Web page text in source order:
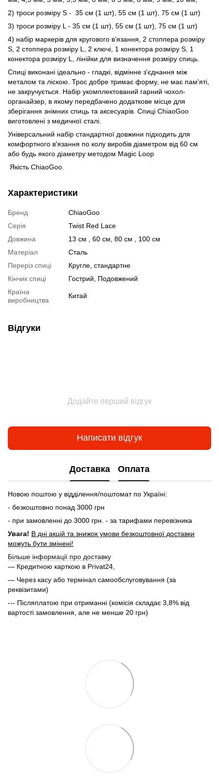
2) троси розміру S - 35 см (1 шт), 55 см (1 шт), 75 см (1 шт)
3) троси розміру L - 35 cм (1 шт), 55 см (1 шт), 75 см (1 шт)
4) набір маркерів для кругового в'язання, 2 стоппера розміру
S, 2 стоппера розміру L, 2 ключі, 1 конектора розміру S, 1
конектора розміру L, лінійки для визначення розміру спиць.
Спиці виконані ідеально - гладкі, відмінне з'єднання між
металом та ліскою. Трос добре тримає форму, не має пам'яті,
не закручується. Набір укомплектований гарний чохол-
органайзер, в якому передбачено додаткове місце для
зберігання знімних спиць та аксесуарів. Спиці ChiaoGoo
виготовлені з медичної сталі.
Універсальний набір стандартної довжини підходить для
комфортного в'язання по колу виробів діаметром від 60 см
або будь якого діаметру методом Magic Loop
Якість ChiaoGoo.
Характеристики
Бренд
ChiaoGoo
Серія
Twist Red Lace
Довжина
13 см , 60 см, 80 см , 100 см
Матеріал
Сталь
Переріз спиці
Кругле, стандартне
Кінчик спиці
Гострий, Подовжений
Країна
виробництва
Китай
Відгуки
Додайте перший відгук
Написати відгук
Доставка Оплата
Новою поштою у відділення/поштомат по Україні:
- безкоштовно понад 3000 грн
- при замовленні до 3000 грн. - за тарифами перевізника
Увага! В дні акцій та знижок умови безкоштовної доставки
можуть бути змінені!
Більше інформації про доставку
— Кредитною карткою в Privat24,
— Через касу або термінал самообслуговування (за
реквізитами)
--- Післяплатою при отриманні (комісія складає 3,8% від
вартості замовлення, але не менше 20 грн)